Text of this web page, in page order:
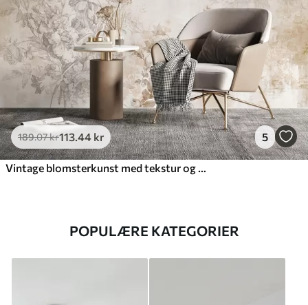
189.07kr113 .44 kr 5
POPULÆRE KATEGORIER